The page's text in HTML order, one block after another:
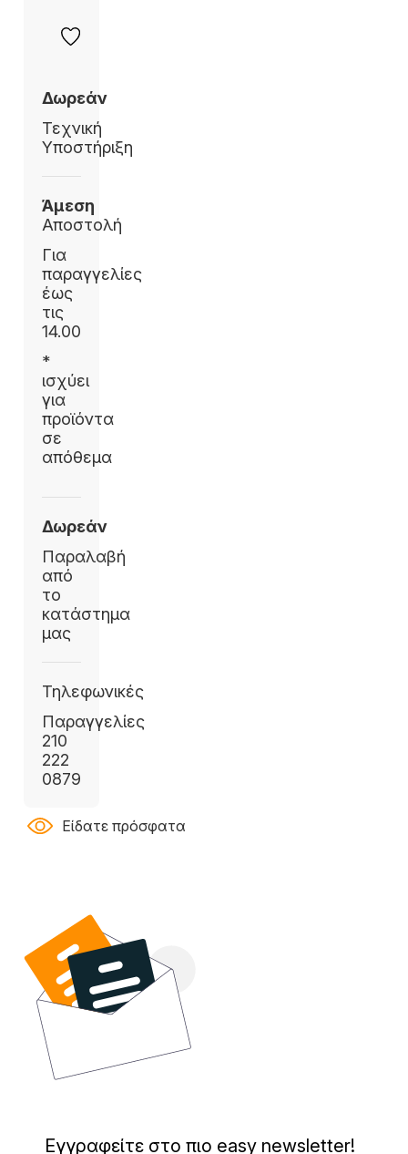
Δωρεάν
Τεχνική
Υποστήριξη
Άμεση
Αποστολή
Για
παραγγελίες
έως
τις
14.00
*
ισχύει
για
προϊόντα
σε
απόθεμα
Δωρεάν
Παραλαβή
από
το
κατάστημα
μας
Τηλεφωνικές
Παραγγελίες
210
222
0879
Είδατε πρόσφατα
Εγγραφείτε στο πιο easy newsletter!